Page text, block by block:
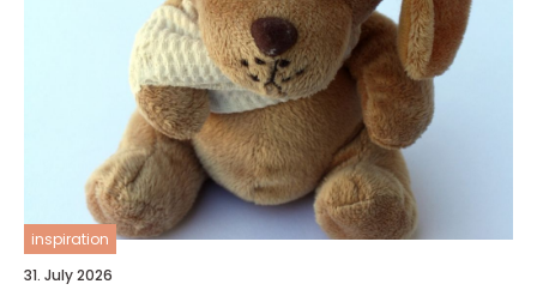
inspiration
31. July 2026